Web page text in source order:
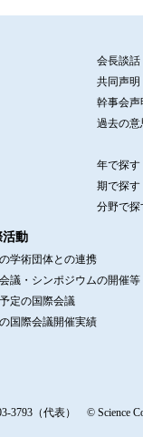
会長談話
共同声明
幹事会声
過去の意
年で探す
期で探す
分野で探
活動
学術団体との連携
議・シンポジウムの開催等
定の国際会議
国際会議開催実績
3793（代表） © Science